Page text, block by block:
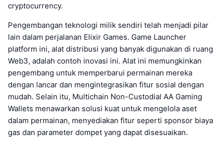
cryptocurrency.
Pengembangan teknologi milik sendiri telah menjadi pilar
lain dalam perjalanan Elixir Games. Game Launcher
platform ini, alat distribusi yang banyak digunakan di ruang
Web3, adalah contoh inovasi ini. Alat ini memungkinkan
pengembang untuk memperbarui permainan mereka
dengan lancar dan mengintegrasikan fitur sosial dengan
mudah. Selain itu, Multichain Non-Custodial AA Gaming
Wallets menawarkan solusi kuat untuk mengelola aset
dalam permainan, menyediakan fitur seperti sponsor biaya
gas dan parameter dompet yang dapat disesuaikan.